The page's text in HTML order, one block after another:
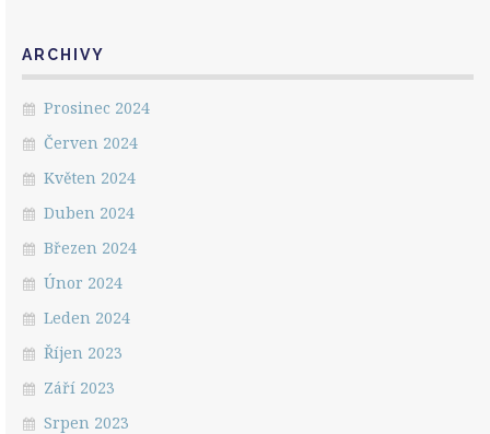
ARCHIVY
Prosinec 2024
Červen 2024
Květen 2024
Duben 2024
Březen 2024
Únor 2024
Leden 2024
Říjen 2023
Září 2023
Srpen 2023